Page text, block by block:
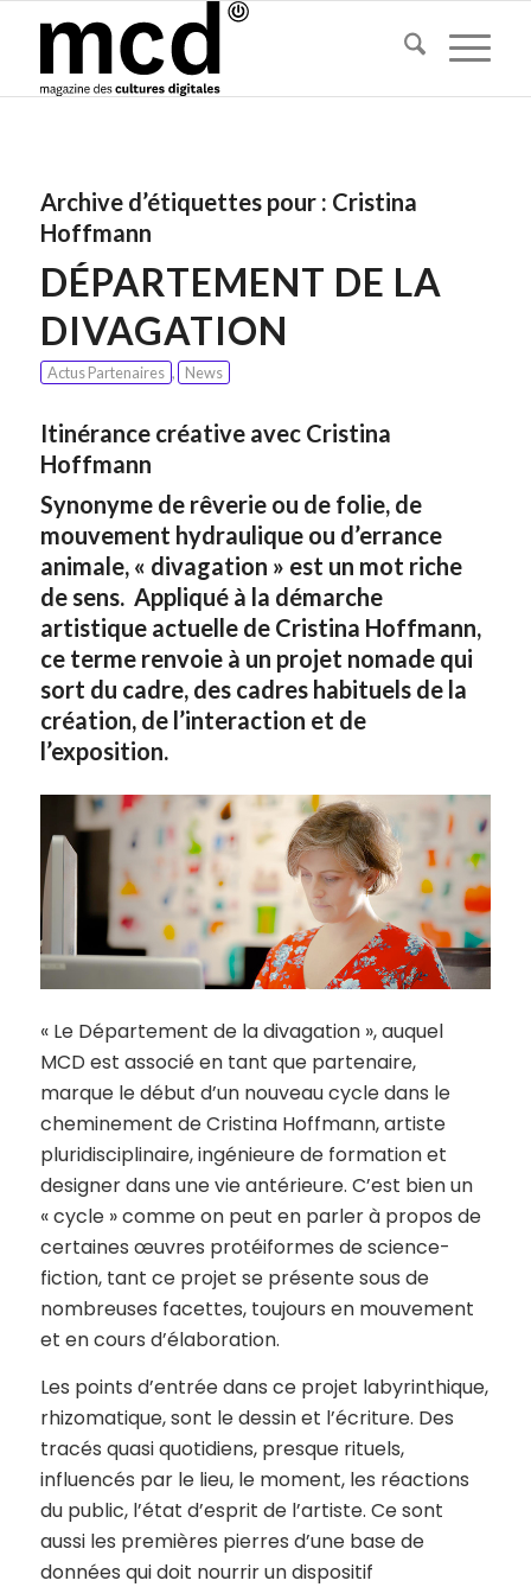
Archive d’étiquettes pour : Cristina
Hoffmann
DÉPARTEMENT DE LA
DIVAGATION
Actus Partenaires , News
Itinérance créative avec Cristina
Hoffmann
Synonyme de rêverie ou de folie, de
mouvement hydraulique ou d’errance
animale, « divagation » est un mot riche
de sens. Appliqué à la démarche
artistique actuelle de Cristina Hoffmann,
ce terme renvoie à un projet nomade qui
sort du cadre, des cadres habituels de la
création, de l’interaction et de
l’exposition.
« Le Département de la divagation », auquel
MCD est associé en tant que partenaire,
marque le début d’un nouveau cycle dans le
cheminement de Cristina Hoffmann, artiste
pluridisciplinaire, ingénieure de formation et
designer dans une vie antérieure. C’est bien un
« cycle » comme on peut en parler à propos de
certaines œuvres protéiformes de science-
fiction, tant ce projet se présente sous de
nombreuses facettes, toujours en mouvement
et en cours d’élaboration.
Les points d’entrée dans ce projet labyrinthique,
rhizomatique, sont le dessin et l’écriture. Des
tracés quasi quotidiens, presque rituels,
influencés par le lieu, le moment, les réactions
du public, l’état d’esprit de l’artiste. Ce sont
aussi les premières pierres d’une base de
données qui doit nourrir un dispositif